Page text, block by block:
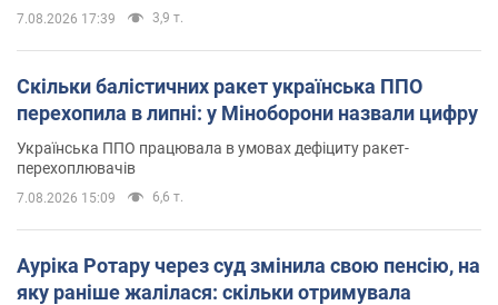
7.08.2026 17:39 3,9 т.
Скільки балістичних ракет українська ППО
перехопила в липні: у Міноборони назвали цифру
Українська ППО працювала в умовах дефіциту ракет-
перехоплювачів
7.08.2026 15:09 6,6 т.
Ауріка Ротару через суд змінила свою пенсію, на
яку раніше жалілася: скільки отримувала